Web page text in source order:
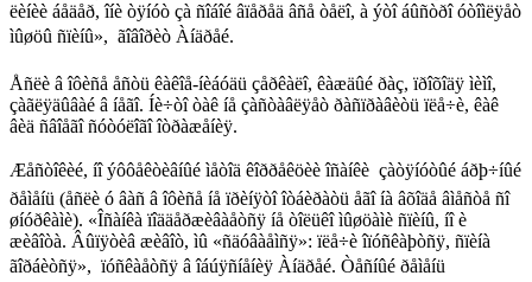
ëèíèè áåäåð, îíè òÿíóò çà ñîáîé âïåðåä âñå òåëî, à ýòî áûñòðî óòîìëÿåò
ìûøöû ñïèíû»,  ãîâîðèò Àíäðåé.
Åñëè â îôèñå åñòü êàêîå-íèáóäü çåðêàëî, êàæäûé ðàç, ïðîõîäÿ ìèìî,
çàãëÿäûâàé â íåãî. Íè÷òî òàê íå çàñòàâëÿåò ðàñïðàâèòü ïëå÷è, êàê
âèä ñâîåãî ñóòóëîãî îòðàæåíèÿ.
Æåñòîêèé, íî ýôôåêòèâíûé ìåòîä êîððåêöèè îñàíêè  çàòÿíóòûé áðþ÷íûé
ðåìåíü (åñëè ó âàñ â îôèñå íå ïðèíÿòî îòáèðàòü åãî íà âõîäå âìåñòå ñî
øíóðêàìè). «Îñàíêà ïîääåðæèâàåòñÿ íå òîëüêî ìûøöàìè ñïèíû, íî è
æèâîòà. Âûïÿòèâ æèâîò, ìû «ñäóâàåìñÿ»: ïëå÷è îïóñêàþòñÿ, ñïèíà
ãîðáèòñÿ»,  ïóñêàåòñÿ â îáúÿñíåíèÿ Àíäðåé. Òåñíûé ðåìåíü